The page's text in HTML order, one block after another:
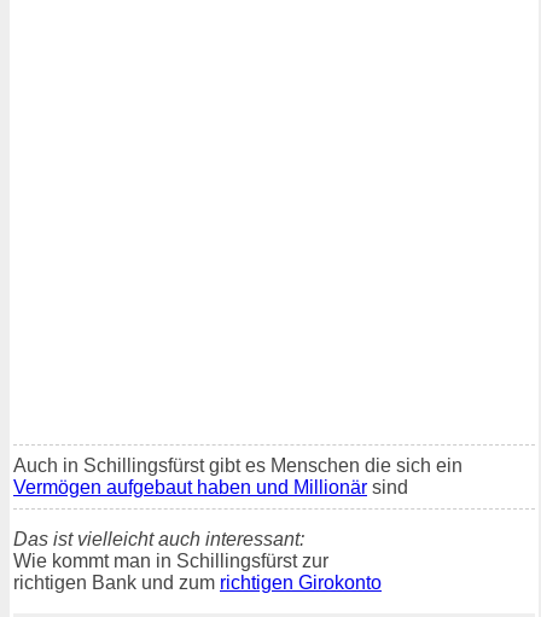
Auch in Schillingsfürst gibt es Menschen die sich ein
Vermögen aufgebaut haben und Millionär sind
Das ist vielleicht auch interessant:
Wie kommt man in Schillingsfürst zur
richtigen Bank und zum richtigen Girokonto